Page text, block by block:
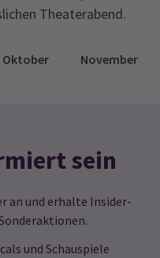
Theaterabend.
Oktober November
sein
an und erhalte Insider-
und Schauspiele